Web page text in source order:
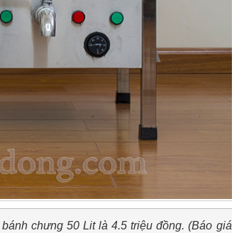
chưng 50 Lit là 4.5 triệu đồng. (Báo giá